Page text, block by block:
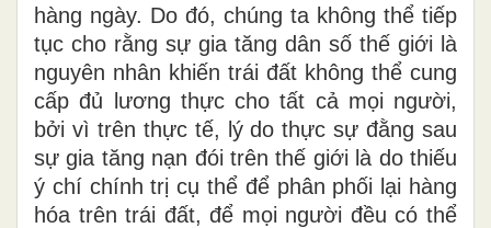
hàng ngày. Do đó, chúng ta không thể tiếp
tục cho rằng sự gia tăng dân số thế giới là
nguyên nhân khiến trái đất không thể cung
cấp đủ lương thực cho tất cả mọi người,
bởi vì trên thực tế, lý do thực sự đằng sau
sự gia tăng nạn đói trên thế giới là dothiếu
ý chí chính trị cụ thể để phân phối lại hàng
hóa trên trái đất, để mọi người đều có thể